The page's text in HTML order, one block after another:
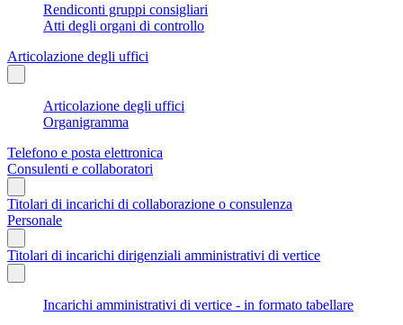
Rendiconti gruppi consigliari
Atti degli organi di controllo
Articolazione degli uffici
Articolazione degli uffici
Organigramma
Telefono e posta elettronica
Consulenti e collaboratori
Titolari di incarichi di collaborazione o consulenza
Personale
Titolari di incarichi dirigenziali amministrativi di vertice
Incarichi amministrativi di vertice - in formato tabellare